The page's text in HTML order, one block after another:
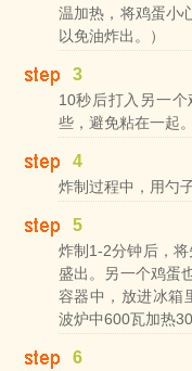
温加热，将鸡蛋小
以免油炸出。）
3
10秒后打入另一
些，避免粘在一起。
4
炸制过程中，用勺
5
炸制1-2分钟后，
盛出。另一个鸡蛋
容器中，放进冰箱
波炉中600瓦加热
6